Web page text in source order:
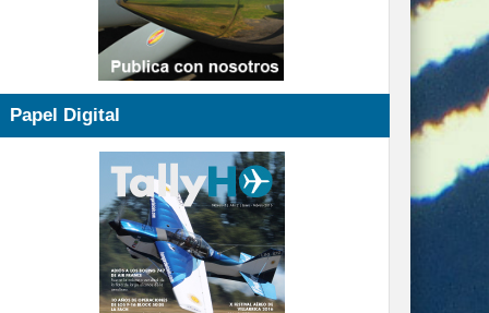
Papel Digital